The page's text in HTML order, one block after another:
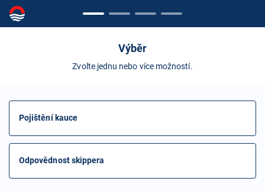
Výběr
Zvolte jednu nebo více možností.
Pojištění kauce
Odpovědnost skippera